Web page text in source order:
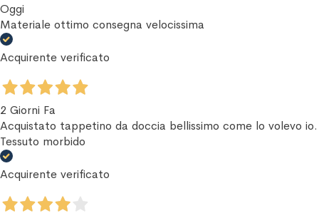
Oggi
Materiale ottimo consegna velocissima
Acquirente verificato
2 Giorni Fa
Acquistato tappetino da doccia bellissimo come lo volevo io.
Tessuto morbido
Acquirente verificato